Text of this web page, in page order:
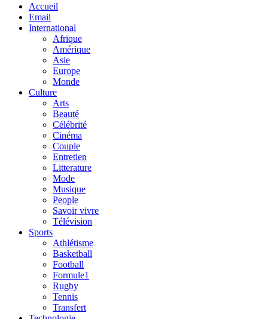
Accueil
Email
International
Afrique
Amérique
Asie
Europe
Monde
Culture
Arts
Beauté
Célébrité
Cinéma
Couple
Entretien
Litterature
Mode
Musique
People
Savoir vivre
Télévision
Sports
Athlétisme
Basketball
Football
Formule1
Rugby
Tennis
Transfert